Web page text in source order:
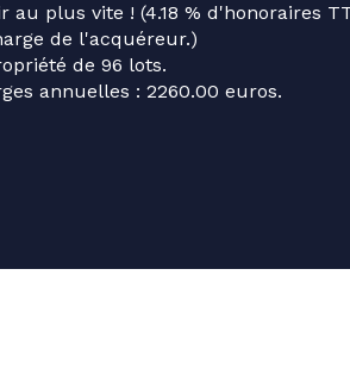
au plus vite ! (4.18 % d'honoraires
de l'acquéreur.)
de 96 lots.
annuelles : 2260.00 euros.